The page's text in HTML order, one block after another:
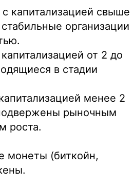
капитализацией свыше
организации
от 2 до
в стадии
менее 2
рыночным
роста.
монеты (биткойн,